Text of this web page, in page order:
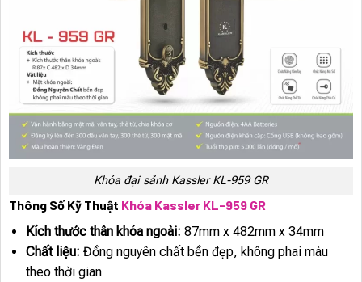
Khóa đại sảnh Kassler KL-959 GR
Thông Số Kỹ Thuật Khóa Kassler KL-959 GR
Kích thước thân khóa ngoài: 87mm x 482mm x 34mm
Chất liệu: Đồng nguyên chất bền đẹp, không phai màu
theo thời gian